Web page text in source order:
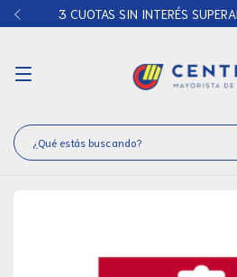
3 CUOTAS SIN INTERÉS